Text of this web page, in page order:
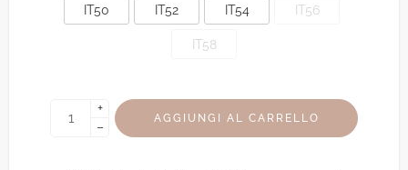
IT50 IT52 IT54 IT56
IT58
+
−
AGGIUNGI AL CARRELLO